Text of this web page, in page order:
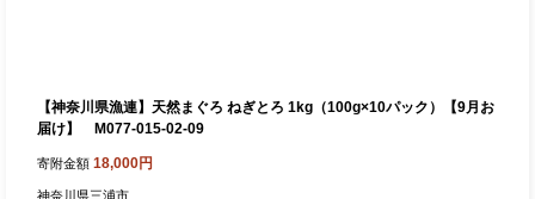
【神奈川県漁連】天然まぐろ ねぎとろ 1kg（100g×10パック）【9月お
届け】 M077-015-02-09
寄附金額 18,000円
神奈川県三浦市